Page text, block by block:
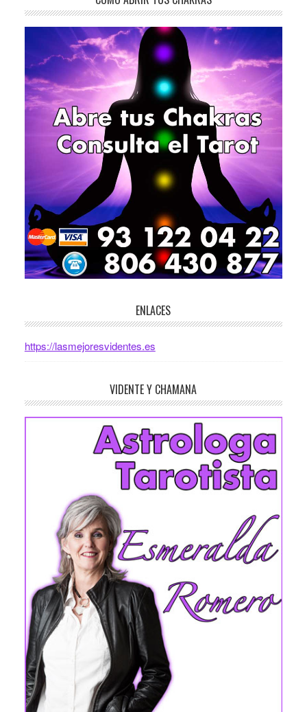
ENLACES
https://lasmejoresvidentes.es
VIDENTE Y CHAMANA